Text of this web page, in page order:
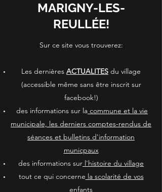
MARIGNY-LES-
REULLÉE!
Sur ce site vous trouverez:
Les dernières ACTUALITES du village
(accessible même sans être inscrit sur
facebook!)
des informations sur la commune et la vie
municipale, les derniers comptes-rendus de
séances et bulletins d'information
municpaux
des informations sur l'histoire du village
tout ce qui concerne la scolarité de vos
enfants